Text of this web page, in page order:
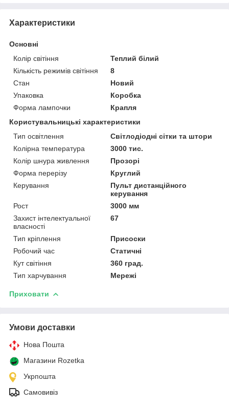
Характеристики
Основні
Колір світіння
Теплий білий
Кількість режимів світіння
8
Стан
Новий
Упаковка
Коробка
Форма лампочки
Крапля
Користувальницькі характеристики
Тип освітлення
Світлодіодні сітки та штори
Колірна температура
3000 тис.
Колір шнура живлення
Прозорі
Форма перерізу
Круглий
Керування
Пульт дистанційного
керування
Рост
3000 мм
Захист інтелектуальної
власності
67
Тип кріплення
Присоски
Робочий час
Статичні
Кут світіння
360 град.
Тип харчування
Мережі
Приховати
Умови доставки
Нова Пошта
Магазини Rozetka
Укрпошта
Самовивіз